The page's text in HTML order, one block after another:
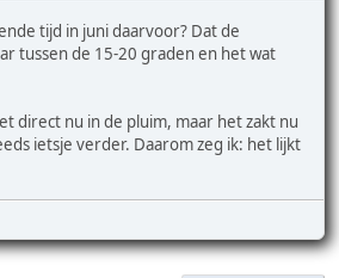
tijd in juni daarvoor? Dat de
tussen de 15-20 graden en het wat
direct nu in de pluim, maar het zakt nu
ietsje verder. Daarom zeg ik: het lijkt